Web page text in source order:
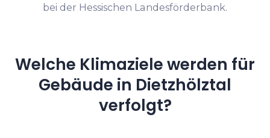
bei der Hessischen Landesförderbank.
Welche Klimaziele werden für
Gebäude in Dietzhölztal
verfolgt?